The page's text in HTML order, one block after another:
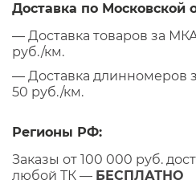
Доставка по Московской
— Доставка товаров за
руб./км.
— Доставка длинномеров
50 руб./км.
Регионы РФ:
Заказы от 100 000 руб.
любой ТК — БЕСПЛАТНО